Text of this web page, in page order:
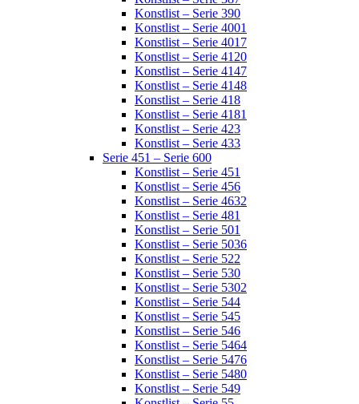
Konstlist – Serie 390
Konstlist – Serie 4001
Konstlist – Serie 4017
Konstlist – Serie 4120
Konstlist – Serie 4147
Konstlist – Serie 4148
Konstlist – Serie 418
Konstlist – Serie 4181
Konstlist – Serie 423
Konstlist – Serie 433
Serie 451 – Serie 600
Konstlist – Serie 451
Konstlist – Serie 456
Konstlist – Serie 4632
Konstlist – Serie 481
Konstlist – Serie 501
Konstlist – Serie 5036
Konstlist – Serie 522
Konstlist – Serie 530
Konstlist – Serie 5302
Konstlist – Serie 544
Konstlist – Serie 545
Konstlist – Serie 546
Konstlist – Serie 5464
Konstlist – Serie 5476
Konstlist – Serie 5480
Konstlist – Serie 549